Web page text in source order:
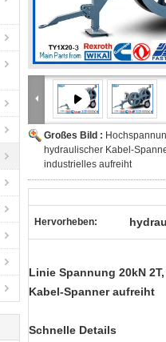
Großes Bild :
hydraulischer Kabel-
industrielles aufreiht
Hervorheben:
Linie Spannung 20kN
Kabel-Spanner aufreiht
Schnelle Details